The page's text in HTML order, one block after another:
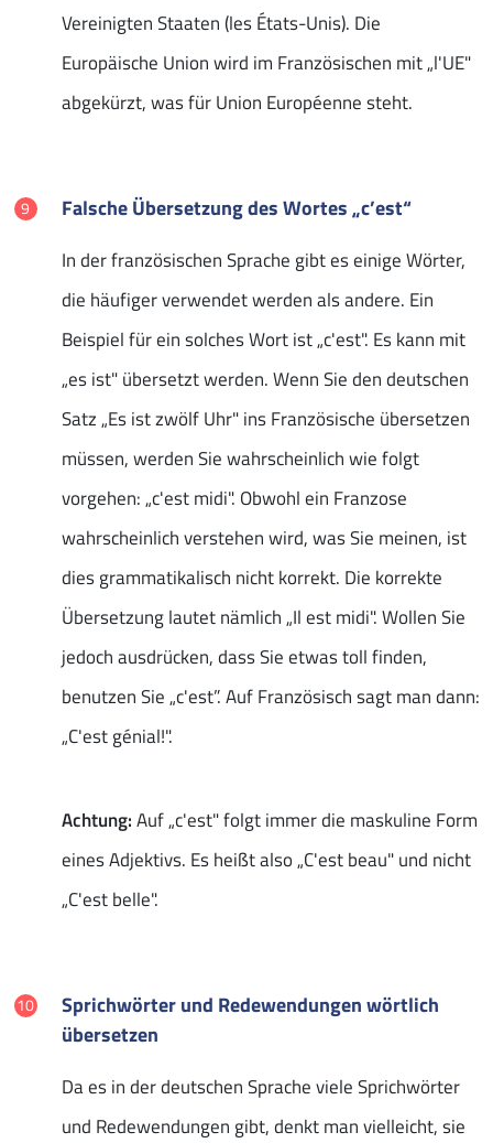
Vereinigten Staaten (les États-Unis). Die
Europäische Union wird im Französischen mit „l'UE"
abgekürzt, was für Union Européenne steht.
Falsche Übersetzung des Wortes „c’est“
In der französischen Sprache gibt es einige Wörter,
die häufiger verwendet werden als andere. Ein
Beispiel für ein solches Wort ist „c'est". Es kann mit
„es ist" übersetzt werden. Wenn Sie den deutschen
Satz „Es ist zwölf Uhr" ins Französische übersetzen
müssen, werden Sie wahrscheinlich wie folgt
vorgehen: „c'est midi". Obwohl ein Franzose
wahrscheinlich verstehen wird, was Sie meinen, ist
dies grammatikalisch nicht korrekt. Die korrekte
Übersetzung lautet nämlich „Il est midi". Wollen Sie
jedoch ausdrücken, dass Sie etwas toll finden,
benutzen Sie „c'est”. Auf Französisch sagt man dann:
„C'est génial!".
Achtung:Auf „c'est" folgt immer die maskuline Form
eines Adjektivs. Es heißt also „C'est beau" und nicht
„C'est belle".
Sprichwörter und Redewendungen wörtlich
übersetzen
Da es in der deutschen Sprache viele Sprichwörter
und Redewendungen gibt, denkt man vielleicht, sie